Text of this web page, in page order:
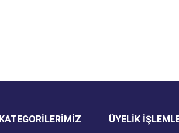
KATEGORİLERİMİZ ÜYELİK